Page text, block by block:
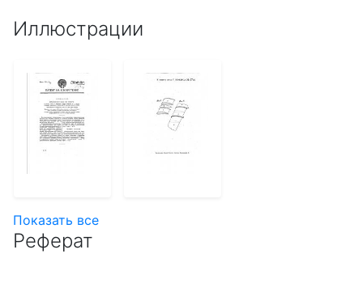
Иллюстрации
Показать все
Реферат